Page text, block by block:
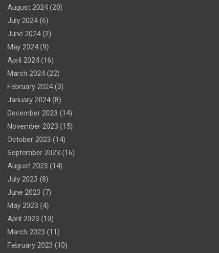
August 2024(20)
July 2024(6)
June 2024(2)
May 2024(9)
April 2024(16)
March 2024(22)
February 2024(3)
January 2024(8)
December 2023 (14)
November 2023 (15)
October 2023 (14)
September 2023 (16)
August 2023 (14)
July 2023 (8)
June 2023 (7)
May 2023 (4)
April 2023 (10)
March 2023 (11)
February 2023 (10)